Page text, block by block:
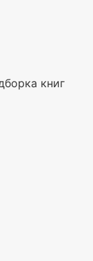
книг